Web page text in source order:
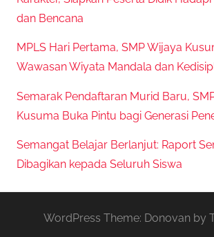
dan Bencana
MPLS Hari Pertama, SMP Wijaya
Wawasan Wiyata Mandala dan
Semarak Pendaftaran Murid Baru,
Kusuma Buka Pintu bagi Generasi
Semangat Belajar Berlanjut: Raport
Dibagikan kepada Seluruh Siswa
WordPress Theme: Donovan by